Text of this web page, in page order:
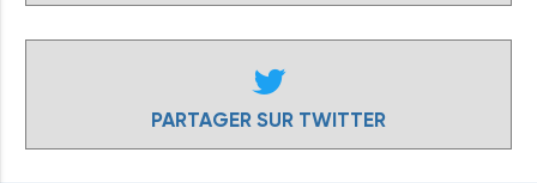
PARTAGER SUR TWITTER